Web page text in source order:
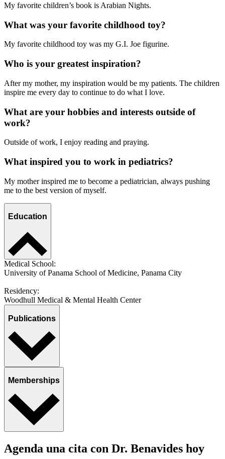
My favorite children’s book is Arabian Nights.
What was your favorite childhood toy?
My favorite childhood toy was my G.I. Joe figurine.
Who is your greatest inspiration?
After my mother, my inspiration would be my patients. The children
inspire me every day to continue to do what I love.
What are your hobbies and interests outside of
work?
Outside of work, I enjoy reading and praying.
What inspired you to work in pediatrics?
My mother inspired me to become a pediatrician, always pushing
me to the best version of myself.
Education
Medical School:
University of Panama School of Medicine, Panama City
Residency:
Woodhull Medical & Mental Health Center
Publications
Memberships
Agenda una cita con Dr. Benavides hoy